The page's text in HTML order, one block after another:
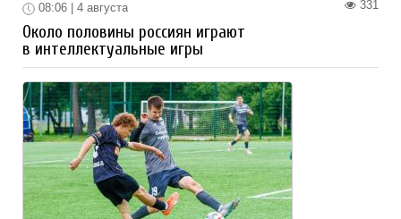
331
08:06 | 4 августа
Около половины россиян играют
в интеллектуальные игры